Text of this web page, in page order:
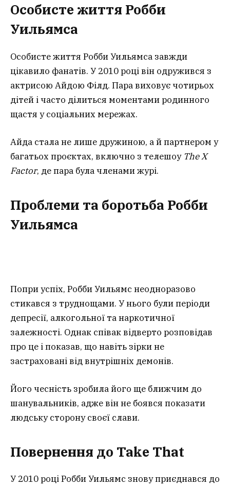
Особисте життя Робби
Уильямса
Особисте життя Робби Уильямса завжди
цікавило фанатів. У 2010 році він одружився з
актрисою Айдою Філд. Пара виховує чотирьох
дітей і часто ділиться моментами родинного
щастя у соціальних мережах.
Айда стала не лише дружиною, а й партнером у
багатьох проєктах, включно з телешоу The X
Factor, де пара була членами журі.
Проблеми та боротьба Робби
Уильямса
Попри успіх, Робби Уильямс неодноразово
стикався з труднощами. У нього були періоди
депресії, алкогольної та наркотичної
залежності. Однак співак відверто розповідав
про це і показав, що навіть зірки не
застраховані від внутрішніх демонів.
Його чесність зробила його ще ближчим до
шанувальників, адже він не боявся показати
людську сторону своєї слави.
Повернення до Take That
У 2010 році Робби Уильямс знову приєднався до